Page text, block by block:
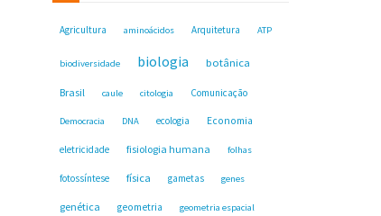
Agricultura aminoácidos Arquitetura ATP
biodiversidade biologia botânica
Brasil caule citologia Comunicação
Democracia DNA ecologia Economia
eletricidade fisiologia humana folhas
fotossíntese física gametas genes
genética geometria geometria espacial